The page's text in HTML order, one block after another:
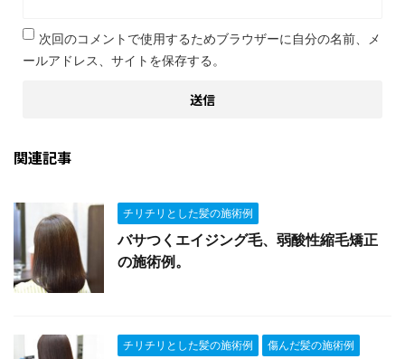
次回のコメントで使用するためブラウザーに自分の名前、メ
ールアドレス、サイトを保存する。
関連記事
チリチリとした髪の施術例
バサつくエイジング毛、弱酸性縮毛矯正
の施術例。
チリチリとした髪の施術例
傷んだ髪の施術例